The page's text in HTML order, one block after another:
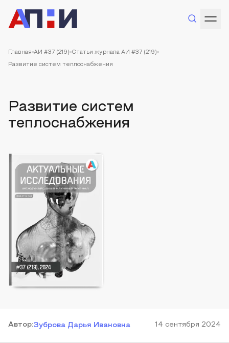
Главная АИ #37 (219) Статьи журнала АИ #37 (219)
Развитие систем теплоснабжения
Развитие систем
теплоснабжения
Автор:Зуброва Дарья Ивановна 14 сентября 2024